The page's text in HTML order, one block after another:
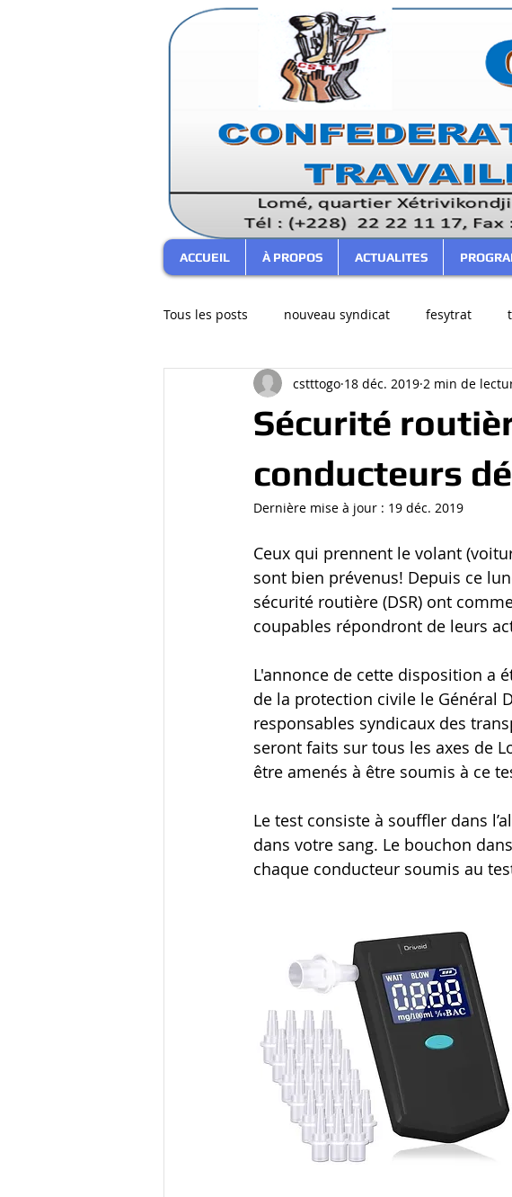
ACCUEIL À PROPOS ACTUALITES
Tous les posts nouveau syndicat fesytrat
bureau confédéral Commencer Votre
Sécurité
conducteurs
cstttogo 18 déc. 2019 2 min de
Dernière mise à jour : 19 déc. 2019
Ceux qui prennent le volant
sont bien prévenus! Depuis ce
sécurité routière (DSR) ont
coupables répondront de leurs
L'annonce de cette disposition a
de la protection civile le Général
responsables syndicaux des
seront faits sur tous les axes de
être amenés à être soumis à ce
Le test consiste à souffler dans
dans votre sang. Le bouchon
chaque conducteur soumis au